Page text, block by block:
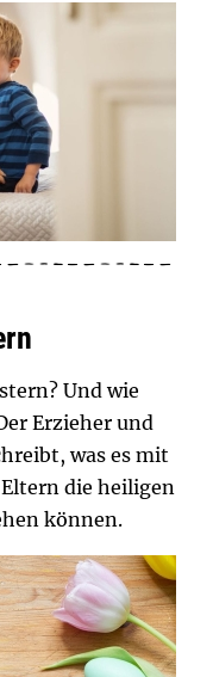
Und wie
Erzieher und
was es mit
die heiligen
können.